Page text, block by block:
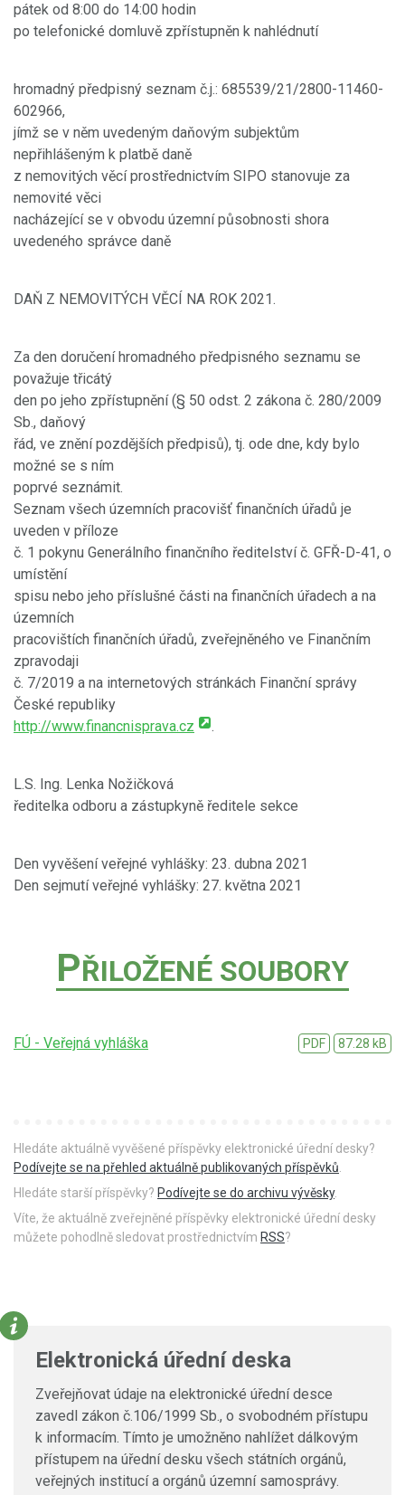
pátek od 8:00 do 14:00 hodin
po telefonické domluvě zpřístupněn k nahlédnutí
hromadný předpisný seznam č.j.: 685539/21/2800-11460-
602966,
jímž se v něm uvedeným daňovým subjektům
nepřihlášeným k platbě daně
z nemovitých věcí prostřednictvím SIPO stanovuje za
nemovité věci
nacházející se v obvodu územní působnosti shora
uvedeného správce daně
DAŇ Z NEMOVITÝCH VĚCÍ NA ROK 2021.
Za den doručení hromadného předpisného seznamu se
považuje třicátý
den po jeho zpřístupnění (§ 50 odst. 2 zákona č. 280/2009
Sb., daňový
řád, ve znění pozdějších předpisů), tj. ode dne, kdy bylo
možné se s ním
poprvé seznámit.
Seznam všech územních pracovišť finančních úřadů je
uveden v příloze
č. 1 pokynu Generálního finančního ředitelství č. GFŘ-D-41, o
umístění
spisu nebo jeho příslušné části na finančních úřadech a na
územních
pracovištích finančních úřadů, zveřejněného ve Finančním
zpravodaji
č. 7/2019 a na internetových stránkách Finanční správy
České republiky
http://www.financnisprava.cz
.
L.S. Ing. Lenka Nožičková
ředitelka odboru a zástupkyně ředitele sekce
Den vyvěšení veřejné vyhlášky: 23. dubna 2021
Den sejmutí veřejné vyhlášky: 27. května 2021
PŘILOŽENÉ SOUBORY
FÚ - Veřejná vyhláška PDF 87.28 kB
Hledáte aktuálně vyvěšené příspěvky elektronické úřední desky?
Podívejte se na přehled aktuálně publikovaných příspěvků
Hledáte starší příspěvky? Podívejte se do archivu vývěsky.
Víte, že aktuálně zveřejněné příspěvky elektronické úřední desky
můžete pohodlně sledovat prostřednictvím RSS?
Elektronická úřední deska
Zveřejňovat údaje na elektronické úřední desce
zavedl zákon č.106/1999 Sb., o svobodném přístupu
k informacím. Tímto je umožněno nahlížet dálkovým
přístupem na úřední desku všech státních orgánů,
veřejných institucí a orgánů územní samosprávy.